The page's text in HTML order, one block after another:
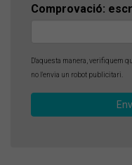
Comprovació:
D'aquesta manera, verifiquem
no l'envia un robot publicitari.